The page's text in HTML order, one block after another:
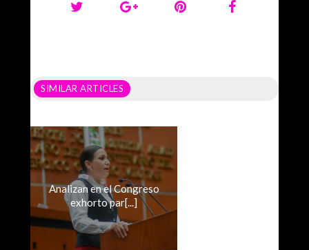
SIMILAR ARTICLES
Analizan en el Congreso
exhorto par[...]